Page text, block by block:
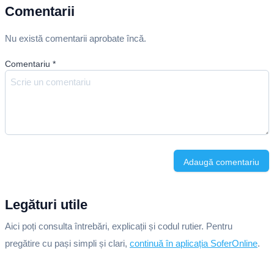
Comentarii
Nu există comentarii aprobate încă.
Comentariu *
Adaugă comentariu
Legături utile
Aici poți consulta întrebări, explicații și codul rutier. Pentru
pregătire cu pași simpli și clari, continuă în aplicația SoferOnline.